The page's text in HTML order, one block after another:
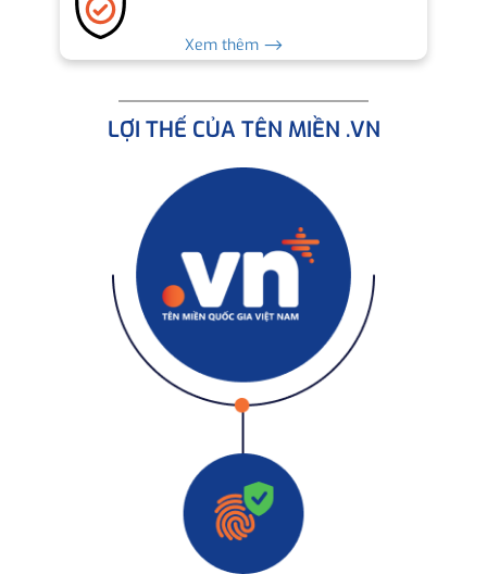
Xem thêm ⟶
LỢI THẾ CỦA TÊN MIỀN .VN